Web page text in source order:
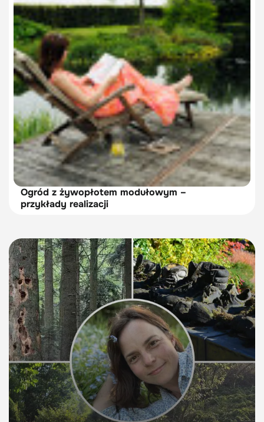
Ogród z żywopłotem modułowym –
przykłady realizacji